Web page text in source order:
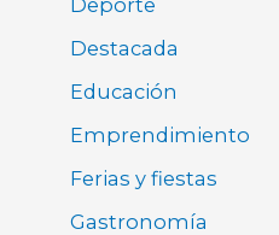
Destacada
Educación
Emprendimiento
Ferias y fiestas
Gastronomía